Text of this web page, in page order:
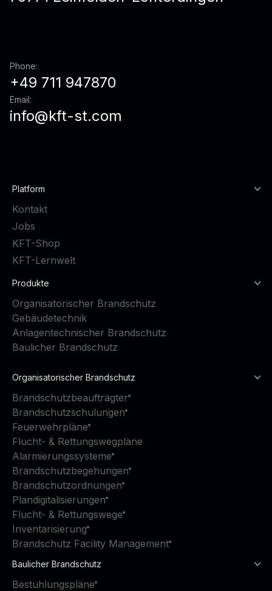
Phone:
+49 711 947870
Email:
info@kft-st.com
Platform
Kontakt
Jobs
KFT-Shop
KFT-Lernwelt
Produkte
Organisatorischer Brandschutz
Gebäudetechnik
Anlagentechnischer Brandschutz
Baulicher Brandschutz
Organisatorischer Brandschutz
Brandschutzbeauftragter
Brandschutzschulungen
Feuerwehrpläne
Flucht- & Rettungswegpläne
Alarmierungssysteme
Brandschutzbegehungen
Brandschutzordnungen
Plandigitalisierungen
Flucht- & Rettungswege
Inventarisierung
Brandschutz Facility Management
Baulicher Brandschutz
Bestuhlungspläne